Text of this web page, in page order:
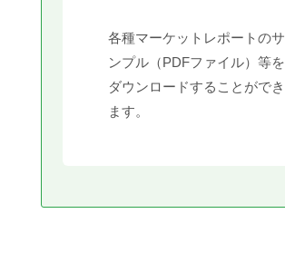
各種マーケットレポートのサ
ンプル（PDFファイル）等を
ダウンロードすることができ
ます。